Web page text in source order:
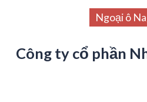
Ngoại ô
Công ty cổ phần